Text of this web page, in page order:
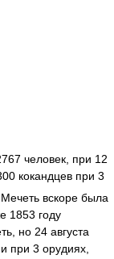
человек, при 12
кокандцев при 3
вскоре была
1853 году
но 24 августа
при 3 орудиях,